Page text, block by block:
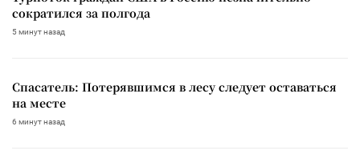
сократился за полгода
5 минут назад
Спасатель: Потерявшимся в лесу следует оставаться
на месте
6 минут назад